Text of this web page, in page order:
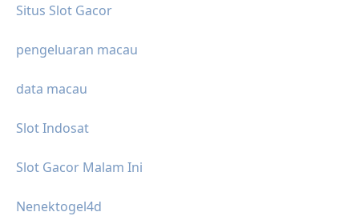
Situs Slot Gacor
pengeluaran macau
data macau
Slot Indosat
Slot Gacor Malam Ini
Nenektogel4d